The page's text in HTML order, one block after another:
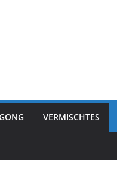
VERMISCHTES